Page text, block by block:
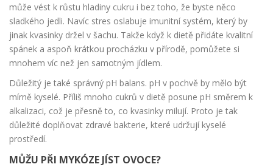
může vést k růstu hladiny cukru i bez toho, že byste něco
sladkého jedli. Navíc stres oslabuje imunitní systém, který by
jinak kvasinky držel v šachu. Takže když k dietě přidáte kvalitní
spánek a aspoň krátkou procházku v přírodě, pomůžete si
mnohem víc než jen samotným jídlem.
Důležitý je také správný pH balans. pH v pochvě by mělo být
mírně kyselé. Příliš mnoho cukrů v dietě posune pH směrem k
alkalizaci, což je přesně to, co kvasinky milují. Proto je tak
důležité doplňovat zdravé bakterie, které udržují kyselé
prostředí.
MŮŽU PŘI MYKÓZE JÍST OVOCE?